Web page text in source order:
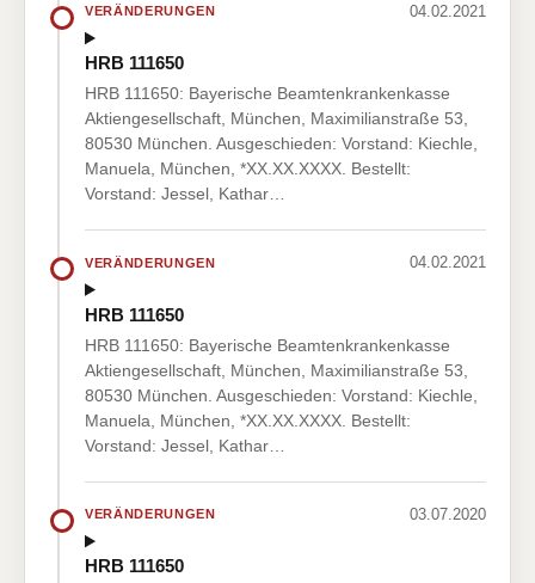
VERÄNDERUNGEN 04.02.2021
HRB 111650
HRB 111650: Bayerische Beamtenkrankenkasse
Aktiengesellschaft, München, Maximilianstraße 53,
80530 München. Ausgeschieden: Vorstand: Kiechle,
Manuela, München, *XX.XX.XXXX. Bestellt:
Vorstand: Jessel, Kathar…
VERÄNDERUNGEN 04.02.2021
HRB 111650
HRB 111650: Bayerische Beamtenkrankenkasse
Aktiengesellschaft, München, Maximilianstraße 53,
80530 München. Ausgeschieden: Vorstand: Kiechle,
Manuela, München, *XX.XX.XXXX. Bestellt:
Vorstand: Jessel, Kathar…
VERÄNDERUNGEN 03.07.2020
HRB 111650